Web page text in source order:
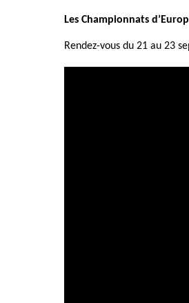
Les Championnats
Rendez-vous du 21 au 23